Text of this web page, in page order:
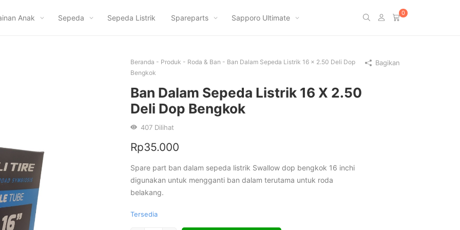
Anak Sepeda Sepeda Listrik Spareparts Sapporo Ultimate
0
Beranda - Produk - Roda & Ban - Ban Dalam Sepeda Listrik 16 x 2.50 Deli Dop
Bengkok
Ban Dalam Sepeda Listrik 16 X 2.50
Deli Dop Bengkok
407 Dilihat
Rp35.000
Spare part ban dalam sepeda listrik Swallow dop bengkok 16 inchi
digunakan untuk mengganti ban dalam terutama untuk roda
belakang.
Tersedia
Bagikan